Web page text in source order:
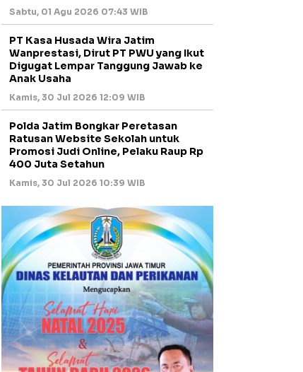
Sabtu, 01 Agu 2026 07:43 WIB
PT Kasa Husada Wira Jatim
Wanprestasi, Dirut PT PWU yang Ikut
Digugat Lempar Tanggung Jawab ke
Anak Usaha
Kamis, 30 Jul 2026 12:09 WIB
Polda Jatim Bongkar Peretasan
Ratusan Website Sekolah untuk
Promosi Judi Online, Pelaku Raup Rp
400 Juta Setahun
Kamis, 30 Jul 2026 10:39 WIB